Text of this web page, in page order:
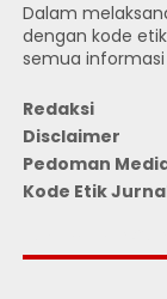
Dalam
dengan kode
semua
Redaksi
Disclaimer
Pedoman
Kode Etik